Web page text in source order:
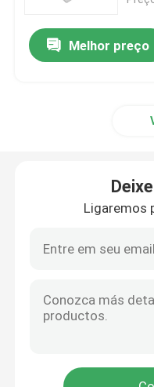
Melhor preço
Ligaremos